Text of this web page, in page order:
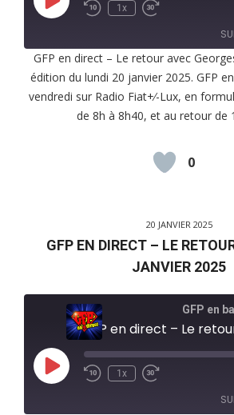
Play
Episode
1x
RSS FEED
SHARE
GFP en direct – Le retour avec
édition du lundi 20 janvier 2025. GFP
vendredi sur Radio Fiat+⁄-Lux, en
de 8h à 8h40, et au retour de
0
20 JANVIER 2025
GFP EN DIRECT – LE
JANVIER 2025
GFP en
Play
Episode
1x